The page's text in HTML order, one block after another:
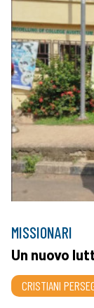
MISSIONARI
Un nuovo
CRISTIANI